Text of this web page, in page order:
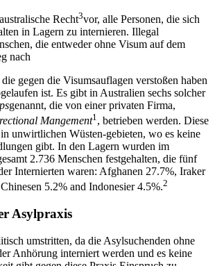
Recht3vor, alle Personen, die sich
in Lagern zu internieren. Illegal
die entweder ohne Visum auf dem
nach
gegen die Visumsauflagen verstoßen haben
ist. Es gibt in Australien sechs solcher
genannt, die von einer privaten Firma,
Mangement1, betrieben werden. Diese
unwirtlichen Wüsten-gebieten, wo es keine
gibt. In den Lagern wurden im
2.736 Menschen festgehalten, die fünf
Internierten waren: Afghanen 27.7%, Iraker
5.2% and Indonesier 4.5%.2
Asylpraxis
umstritten, da die Asylsuchenden ohne
Anhörung interniert werden und es keine